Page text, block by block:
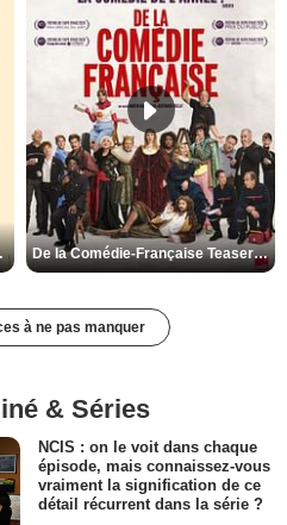
VF De la Comédie-Française Teaser VF
à ne pas manquer
& Séries
NCIS : on le voit dans chaque
épisode, mais connaissez-vous
vraiment la signification de ce
détail récurrent dans la série ?